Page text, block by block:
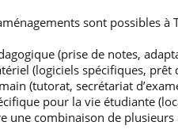
sont possibles à
(prise de notes,
(logiciels spécifiques, prêt
(tutorat, secrétariat
pour la vie étudiante
une combinaison de plusieurs